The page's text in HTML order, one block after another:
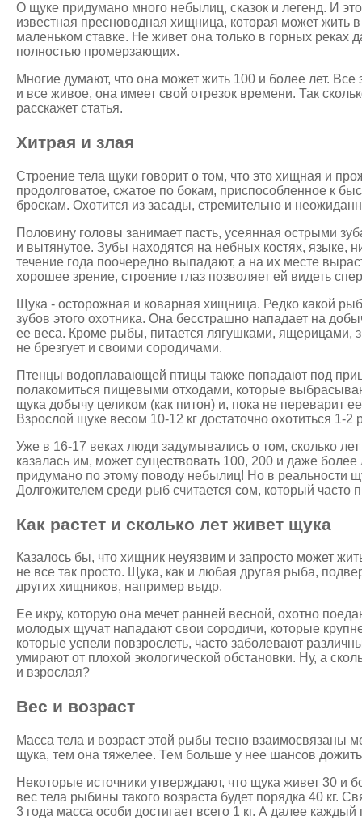
О щуке придумано много небылиц, сказок и легенд. И
известная пресноводная хищница, которая может жить
маленьком ставке. Не живет она только в горных реках
полностью промерзающих.
Многие думают, что она может жить 100 и более лет.
и все живое, она имеет свой отрезок времени. Так
расскажет статья.
Хитрая и злая
Строение тела щуки говорит о том, что это хищная и
продолговатое, сжатое по бокам, приспособленное к
броскам. Охотится из засады, стремительно и
Половину головы занимает пасть, усеянная острыми
и вытянутое. Зубы находятся на небных костях, языке,
течение года поочередно выпадают, а на их месте
хорошее зрение, строение глаз позволяет ей видеть
Щука - осторожная и коварная хищница. Редко какой
зубов этого охотника. Она бесстрашно нападает на
ее веса. Кроме рыбы, питается лягушками, ящерицами,
не брезгует и своими сородичами.
Птенцы водоплавающей птицы также попадают под
полакомиться пищевыми отходами, которые
щука добычу целиком (как питон) и, пока не переварит
Взрослой щуке весом 10-12 кг достаточно охотиться 1-2
Уже в 16-17 веках люди задумывались о том, сколько
казалась им, может существовать 100, 200 и даже более
придумано по этому поводу небылиц! Но в реальности
Долгожителем среди рыб считается сом, который часто
Как растет и сколько лет живет щука
Казалось бы, что хищник неуязвим и запросто может
не все так просто. Щука, как и любая другая рыба,
других хищников, например выдр.
Ее икру, которую она мечет ранней весной, охотно
молодых щучат нападают свои сородичи, которые
которые успели повзрослеть, часто заболевают
умирают от плохой экологической обстановки. Ну, а
и взрослая?
Вес и возраст
Масса тела и возраст этой рыбы тесно взаимосвязаны
щука, тем она тяжелее. Тем больше у нее шансов дожить
Некоторые источники утверждают, что щука живет 30 и
вес тела рыбины такого возраста будет порядка 40 кг.
3 года масса особи достигает всего 1 кг. А далее каждый